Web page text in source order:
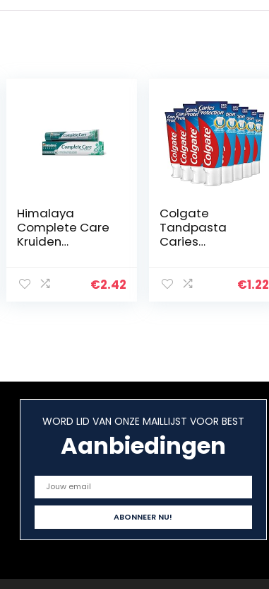
Himalaya
Complete Care
Kruiden
€2.42
Colgate
Tandpasta
Caries
€1.22
WORD LID VAN ONZE MAILLIJST VOOR BEST
Aanbiedingen